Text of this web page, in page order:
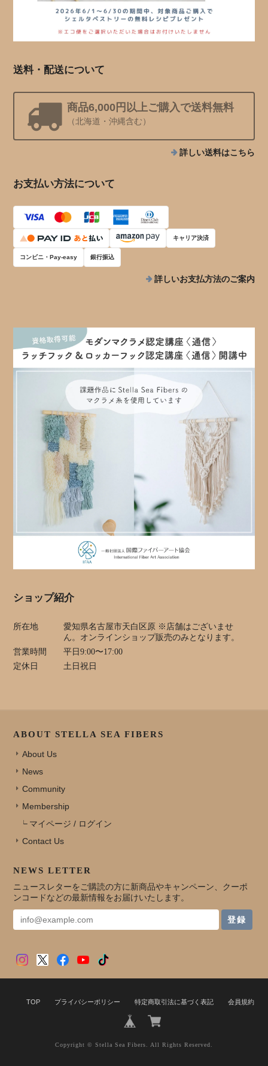
送料・配送について
商品6,000円以上ご購入で送料無料
（北海道・沖縄含む）
詳しい送料はこちら
お支払い方法について
キャリア決済
コンビニ・Pay-easy 銀行振込
詳しいお支払方法のご案内
ショップ紹介
所在地
愛知県名古屋市天白区原 ※店舗はございませ
ん。オンラインショップ販売のみとなります。
営業時間
平日9:00〜17:00
定休日
土日祝日
ABOUT STELLA SEA FIBERS
About Us
News
Community
Membership
マイページ / ログイン
Contact Us
NEWS LETTER
ニュースレターをご購読の方に新商品やキャンペーン、クーポ
ンコードなどの最新情報をお届けいたします。
登録
TOP プライバシーポリシー 特定商取引法に基づく表記 会員規約
Copyright © Stella Sea Fibers. All Rights Reserved.